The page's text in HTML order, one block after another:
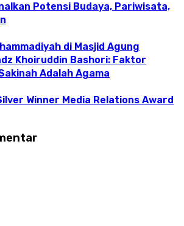
Potensi Budaya, Pariwisata,
di Masjid Agung
Khoiruddin Bashori: Faktor
Adalah Agama
Winner Media Relations Award